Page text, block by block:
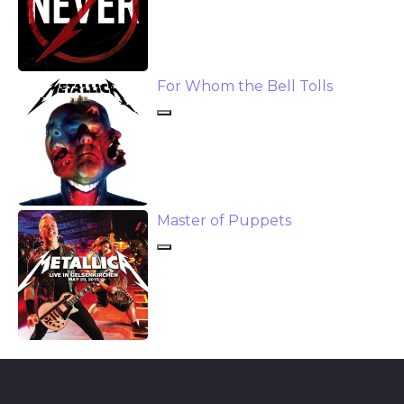
песни в сопровождении симфонического
оркестра под руководством Майкла Тилсона
Томаса. Это было не просто объединением двух
разных жанров, но и уникальным и удачным
экспериментом в истории рок-музыки.
Одноименный альбом S&M, вышедший в 1999
году, содержал запись этого концерта и
несколько новых песен, написанных
специально для релиза. Лонгплей стал весомым
вкладом в историю музыки, поднялся на
вершину музыкальных чартов и получил
признание как среди поклонников группы, так
и среди критиков. S&M подчеркнул
универсальность Metallica, а также показал их
способность выходить за рамки традиционного
For Whom the Bell Tolls
Master of Puppets